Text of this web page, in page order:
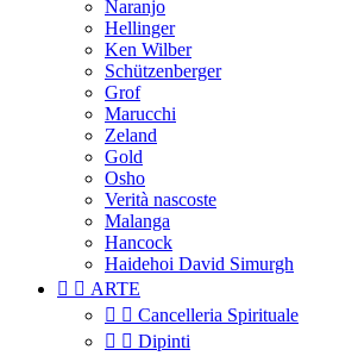
Naranjo
Hellinger
Ken Wilber
Schützenberger
Grof
Marucchi
Zeland
Gold
Osho
Verità nascoste
Malanga
Hancock
Haidehoi David Simurgh
  ARTE
  Cancelleria Spirituale
  Dipinti